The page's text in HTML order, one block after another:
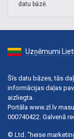
datu bāzē.
Uzņēmumi
Šīs datu bāzes, tās
informācijas daļas
aizliegta.
Portāla www.zl.lv
000740422. Galvenā
© Ltd. "heise